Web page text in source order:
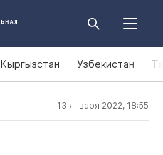
Кыргызстан Узбекистан
13 января 2022, 18:55